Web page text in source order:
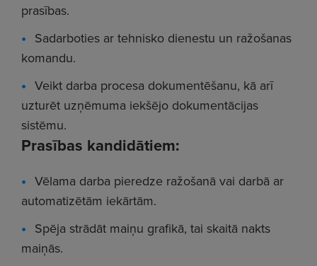
prasības.
Sadarboties ar tehnisko dienestu un ražošanas
komandu.
Veikt darba procesa dokumentēšanu, kā arī
uzturēt uzņēmuma iekšējo dokumentācijas
sistēmu.
Prasības kandidātiem:
Vēlama darba pieredze ražošanā vai darbā ar
automatizētām iekārtām.
Spēja strādāt maiņu grafikā, tai skaitā nakts
maiņās.